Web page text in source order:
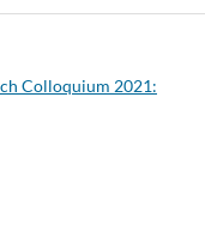
Colloquium 2021: